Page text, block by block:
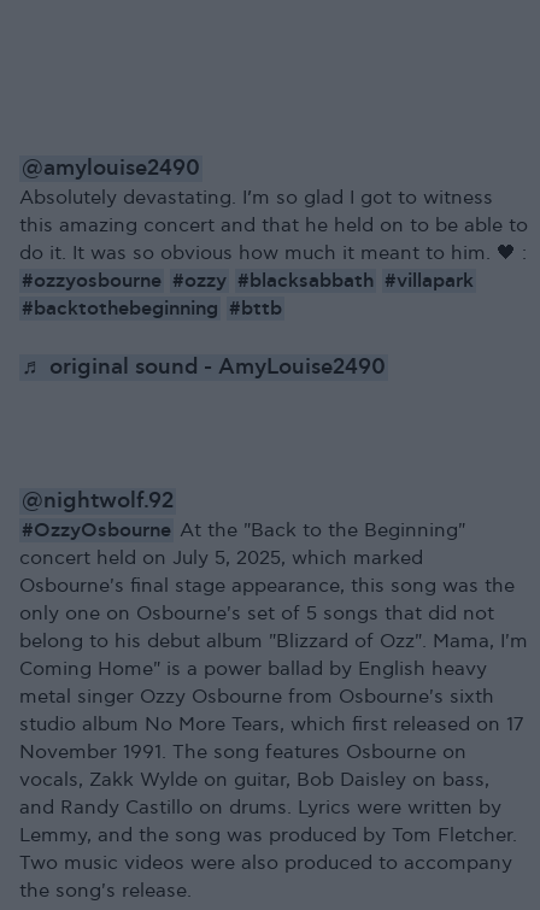
@amylouise2490
Absolutely devastating. I’m so glad I got to witness
this amazing concert and that he held on to be able to
do it. It was so obvious how much it meant to him. 🖤 :
#ozzyosbourne #ozzy #blacksabbath #villapark
#backtothebeginning #bttb
♬ original sound - AmyLouise2490
@nightwolf.92
#OzzyOsbourne At the "Back to the Beginning"
concert held on July 5, 2025, which marked
Osbourne's final stage appearance, this song was the
only one on Osbourne's set of 5 songs that did not
belong to his debut album "Blizzard of Ozz". Mama, I'm
Coming Home" is a power ballad by English heavy
metal singer Ozzy Osbourne from Osbourne's sixth
studio album No More Tears, which first released on 17
November 1991. The song features Osbourne on
vocals, Zakk Wylde on guitar, Bob Daisley on bass,
and Randy Castillo on drums. Lyrics were written by
Lemmy, and the song was produced by Tom Fletcher.
Two music videos were also produced to accompany
the song's release.